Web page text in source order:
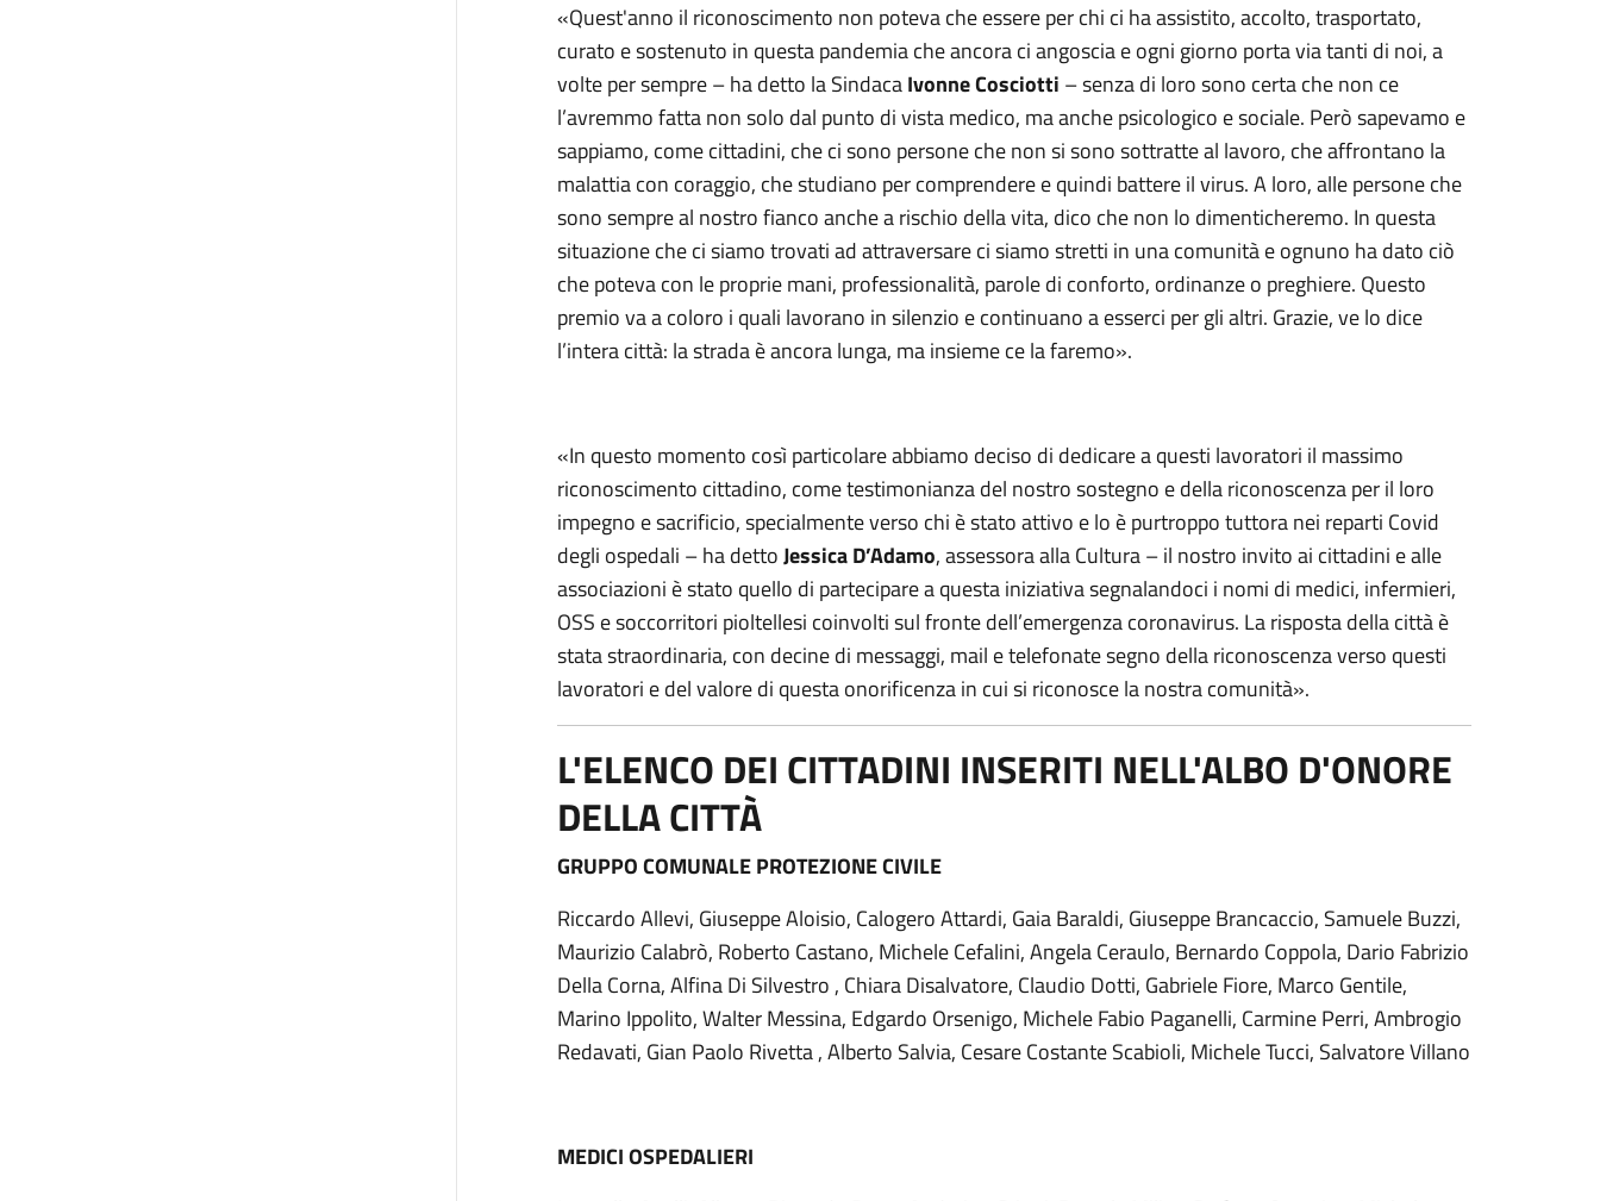
«Quest'anno il riconoscimento non poteva che essere per chi ci ha assistito, accolto, trasportato,
curato e sostenuto in questa pandemia che ancora ci angoscia e ogni giorno porta via tanti di noi, a
volte per sempre – ha detto la SindacaIvonne Cosciotti – senza di loro sono certa che non ce
l’avremmo fatta non solo dal punto di vista medico, ma anche psicologico e sociale. Però sapevamo e
sappiamo, come cittadini, che ci sono persone che non si sono sottratte al lavoro, che affrontano la
malattia con coraggio, che studiano per comprendere e quindi battere il virus. A loro, alle persone che
sono sempre al nostro fianco anche a rischio della vita, dico che non lo dimenticheremo. In questa
situazione che ci siamo trovati ad attraversare ci siamo stretti in una comunità e ognuno ha dato ciò
che poteva con le proprie mani, professionalità, parole di conforto, ordinanze o preghiere. Questo
premio va a coloro i quali lavorano in silenzio e continuano a esserci per gli altri. Grazie, ve lo dice
l’intera città: la strada è ancora lunga, ma insieme ce la faremo».
«In questo momento così particolare abbiamo deciso di dedicare a questi lavoratori il massimo
riconoscimento cittadino, come testimonianza del nostro sostegno e della riconoscenza per il loro
impegno e sacrificio, specialmente verso chi è stato attivo e lo è purtroppo tuttora nei reparti Covid
degli ospedali – ha dettoJessica D’Adamo, assessora alla Cultura – il nostro invito ai cittadini e alle
associazioni è stato quello di partecipare a questa iniziativa segnalandoci i nomi di medici, infermieri,
OSS e soccorritori pioltellesi coinvolti sul fronte dell’emergenza coronavirus. La risposta della città è
stata straordinaria, con decine di messaggi, mail e telefonate segno della riconoscenza verso questi
lavoratori e del valore di questa onorificenza in cui si riconosce la nostra comunità».
L'ELENCO DEI CITTADINI INSERITI NELL'ALBO D'ONORE
DELLA CITTÀ
GRUPPO COMUNALE PROTEZIONE CIVILE
Riccardo Allevi, Giuseppe Aloisio, Calogero Attardi, Gaia Baraldi, Giuseppe Brancaccio, Samuele Buzzi,
Maurizio Calabrò, Roberto Castano, Michele Cefalini, Angela Ceraulo, Bernardo Coppola, Dario Fabrizio
Della Corna, Alfina Di Silvestro , Chiara Disalvatore, Claudio Dotti, Gabriele Fiore, Marco Gentile,
Marino Ippolito, Walter Messina, Edgardo Orsenigo, Michele Fabio Paganelli, Carmine Perri, Ambrogio
Redavati, Gian Paolo Rivetta , Alberto Salvia, Cesare Costante Scabioli, Michele Tucci, Salvatore Villano
MEDICI OSPEDALIERI